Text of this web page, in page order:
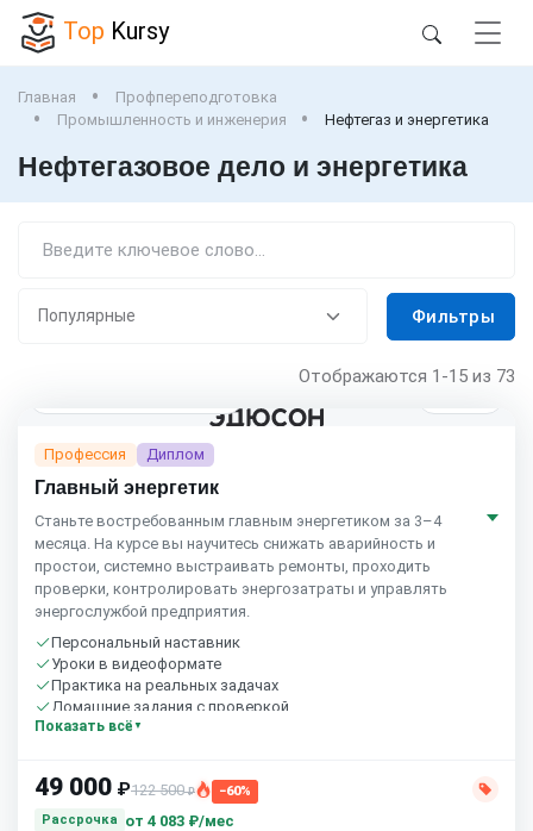
Top Kursy
Главная
Профпереподготовка
Промышленность и инженерия
Нефтегаз и энергетика
Нефтегазовое дело и энергетика
Фильтры
Отображаются 1-15 из 73
Профессия Диплом
Главный энергетик
Станьте востребованным главным энергетиком за 3–4
месяца. На курсе вы научитесь снижать аварийность и
простои, системно выстраивать ремонты, проходить
проверки, контролировать энергозатраты и управлять
энергослужбой предприятия.
Персональный наставник
Уроки в видеоформате
Практика на реальных задачах
Домашние задания с проверкой
Бесплатный пробный урок
Показать всё
49 000 ₽122 500₽
−60%
Рассрочка
от 4 083 ₽/мес